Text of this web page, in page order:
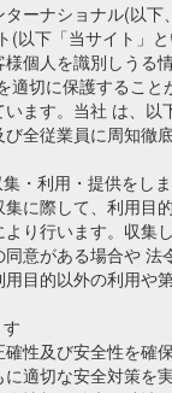
ーナショナル(以下
(以下「当サイト」
個人を識別しうる
適切に保護すること
ます。当社 は、以
全従業員に周知徹
・利用・提供をし
に際して、利用目
り行います。収集
意がある場合や 法
目的以外の利用や
性及び安全性を確
適切な安全対策を